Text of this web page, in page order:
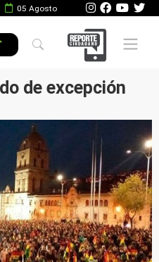
05 Agosto
Mobile
de excepción